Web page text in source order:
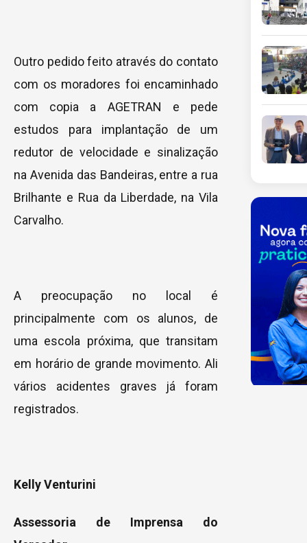
Outro pedido feito através do contato
com os moradores foi encaminhado
com copia a AGETRAN e pede
estudos para implantação de um
redutor de velocidade e sinalização
na Avenida das Bandeiras, entre a rua
Brilhante e Rua da Liberdade, na Vila
Carvalho.
A preocupação no local é
principalmente com os alunos, de
uma escola próxima, que transitam
em horário de grande movimento. Ali
vários acidentes graves já foram
registrados.
Kelly Venturini
Assessoria de Imprensa do